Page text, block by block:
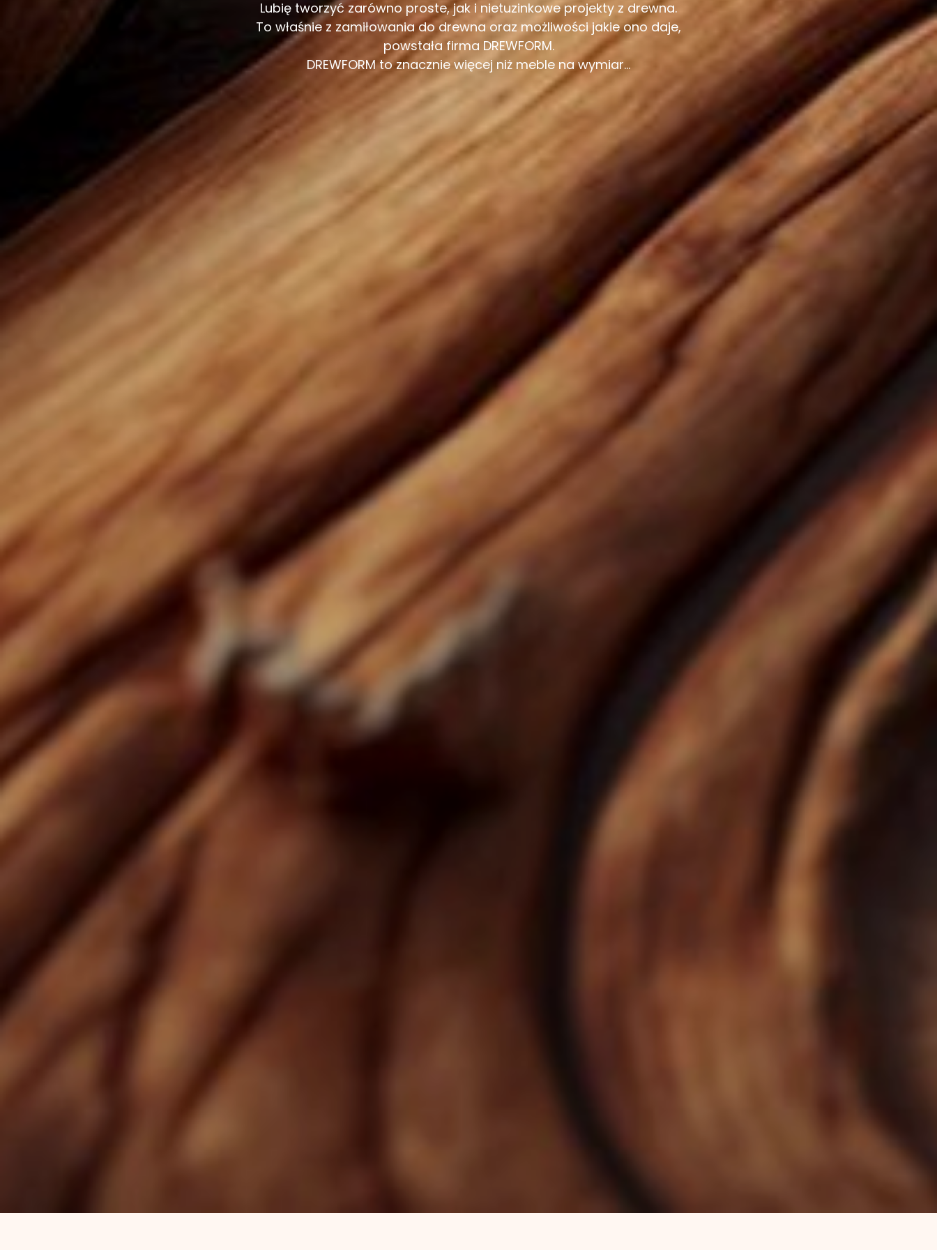
Lubię tworzyć zarówno proste, jak i nietuzinkowe projekty z drewna.
To właśnie z zamiłowania do drewna oraz możliwości jakie ono daje,
powstała firma DREWFORM.
DREWFORM to znacznie więcej niż meble na wymiar...